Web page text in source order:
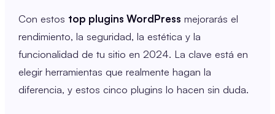
Con estos top plugins WordPress mejorarás el
rendimiento, la seguridad, la estética y la
funcionalidad de tu sitio en 2024. La clave está en
elegir herramientas que realmente hagan la
diferencia, y estos cinco plugins lo hacen sin duda.